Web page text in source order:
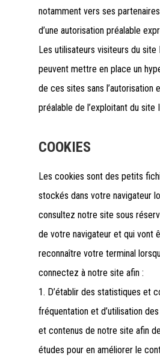
notamment vers ses
d’une autorisation préalable
Les utilisateurs visiteurs du site
peuvent mettre en place un
de ces sites sans l’autorisation
préalable de l’exploitant du site
COOKIES
Les cookies sont des petits
stockés dans votre navigateur
consultez notre site sous
de votre navigateur et qui vont
reconnaître votre terminal
connectez à notre site afin :
1. D’établir des statistiques et
fréquentation et d’utilisation
et contenus de notre site afin
études pour en améliorer le